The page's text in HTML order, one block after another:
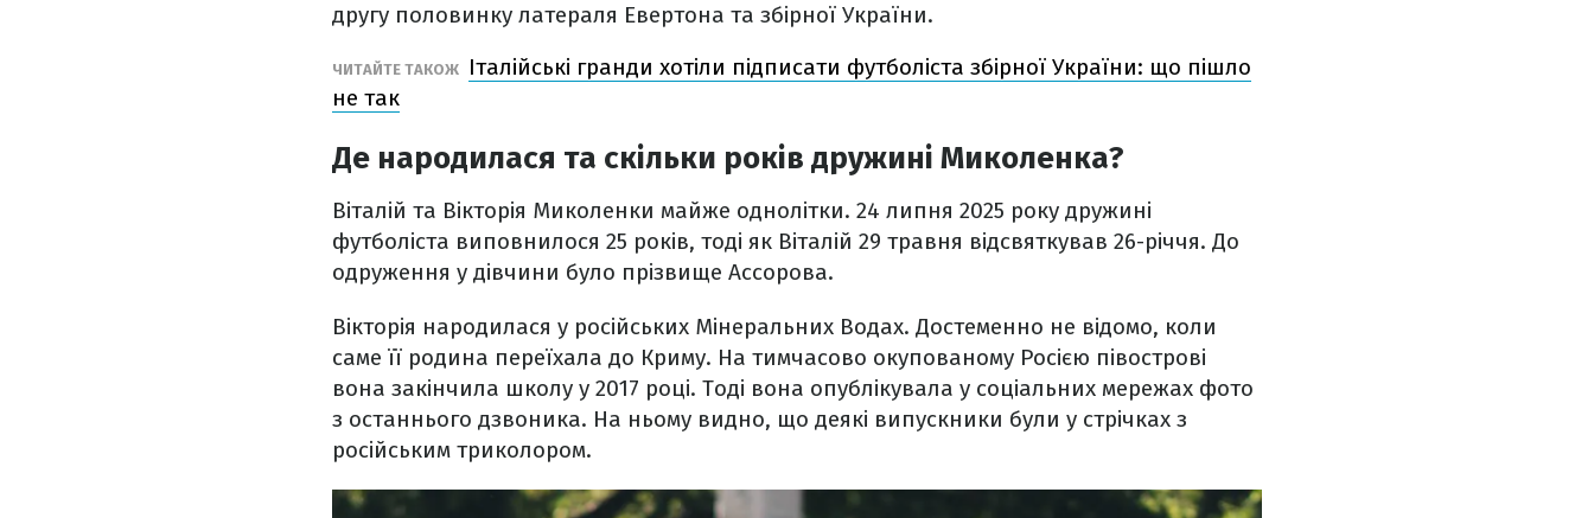
другу половинку латераля Евертона та збірної України.
ЧИТАЙТЕ ТАКОЖ
Італійські гранди хотіли підписати футболіста збірної України: що пішло
не так
Де народилася та скільки років дружині Миколенка?
Віталій та Вікторія Миколенки майже однолітки. 24 липня 2025 року дружині
футболіста виповнилося 25 років, тоді як Віталій 29 травня відсвяткував 26-річчя. До
одруження у дівчини було прізвище Ассорова.
Вікторія народилася у російських Мінеральних Водах. Достеменно не відомо, коли
саме її родина переїхала до Криму. На тимчасово окупованому Росією півострові
вона закінчила школу у 2017 році. Тоді вона опублікувала у соціальних мережах фото
з останнього дзвоника. На ньому видно, що деякі випускники були у стрічках з
російським триколором.